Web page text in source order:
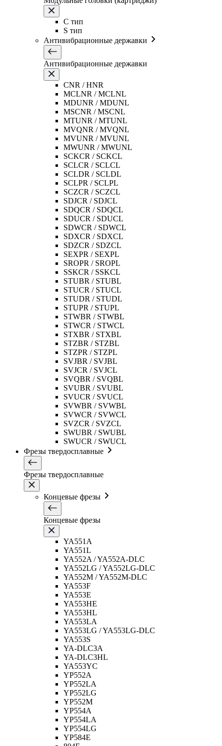
C тип
S тип
Антивибрационные державки
Антивибрационные державки
CNR / HNR
MCLNR / MCLNL
MDUNR / MDUNL
MSCNR / MSCNL
MTUNR / MTUNL
MVQNR / MVQNL
MVUNR / MVUNL
MWUNR / MWUNL
SCKCR / SCKCL
SCLCR / SCLCL
SCLDR / SCLDL
SCLPR / SCLPL
SCZCR / SCZCL
SDJCR / SDJCL
SDQCR / SDQCL
SDUCR / SDUCL
SDWCR / SDWCL
SDXCR / SDXCL
SDZCR / SDZCL
SEXPR / SEXPL
SROPR / SROPL
SSKCR / SSKCL
STUBR / STUBL
STUCR / STUCL
STUDR / STUDL
STUPR / STUPL
STWBR / STWBL
STWCR / STWCL
STXBR / STXBL
STZBR / STZBL
STZPR / STZPL
SVJBR / SVJBL
SVJCR / SVJCL
SVQBR / SVQBL
SVUBR / SVUBL
SVUCR / SVUCL
SVWBR / SVWBL
SVWCR / SVWCL
SVZCR / SVZCL
SWUBR / SWUBL
SWUCR / SWUCL
Фрезы твердосплавные
Фрезы твердосплавные
Концевые фрезы
Концевые фрезы
YA551A
YA551L
YA552A / YA552A-DLC
YA552LG / YA552LG-DLC
YA552M / YA552M-DLC
YA553F
YA553E
YA553HE
YA553HL
YA553LA
YA553LG / YA553LG-DLC
YA553S
YA-DLC3A
YA-DLC3HL
YA553YC
YP552A
YP552LA
YP552LG
YP552M
YP554A
YP554LA
YP554LG
YP584E